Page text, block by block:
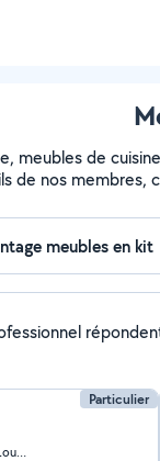
meubles de
de nos
Particulier
L'Aigle (La Meriliere-Hopital Saint-Louis)